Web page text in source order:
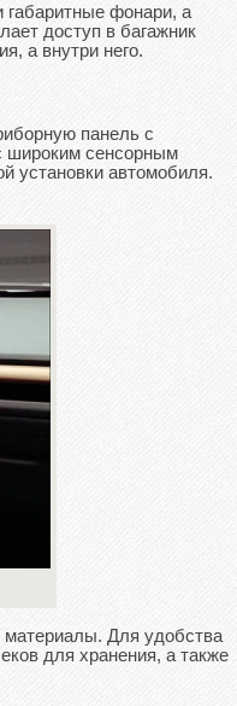
габаритные фонари, а
доступ в багажник
а внутри него.
панель с
широким сенсорным
установки автомобиля.
материалы. Для удобства
для хранения, а также